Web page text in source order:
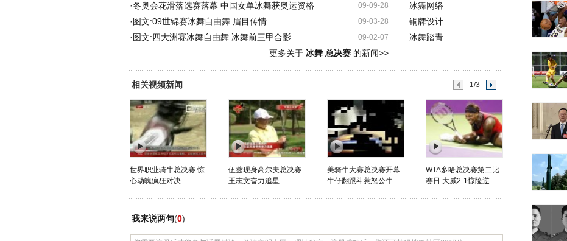
09-09-28
·冬奥会花滑落选赛落幕 中国女单冰舞获奥运资格
09-03-28
· 图文:09世锦赛冰舞自由舞 眉目传情
09-02-07
· 图文:四大洲赛冰舞自由舞 冰舞前三甲合影
更多关于 冰舞 总决赛的新闻>>
冰舞网络
铜牌设计
冰舞踏青
相关视频新闻 1/3
世界职业骑牛总决赛 惊
心动魄疯狂对决
伍兹现身高尔夫总决赛
王志文奋力追星
美骑牛大赛总决赛开幕
牛仔翻跟斗惹怒公牛
WTA多哈总决赛第二比
赛日 大威2-1惊险逆..
我来说两句(0)